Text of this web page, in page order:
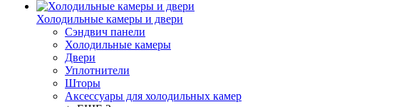
Холодильные камеры и двери
Сэндвич панели
Холодильные камеры
Двери
Уплотнители
Шторы
Аксессуары для холодильных камер